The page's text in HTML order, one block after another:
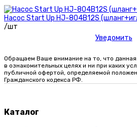
Насос Start Up HJ-804B12S
/шт
Уведомить
Обращаем Ваше внимание на то, что
в ознакомительных целях и ни при каких
публичной офертой, определяемой
Гражданского кодекса РФ.
Каталог